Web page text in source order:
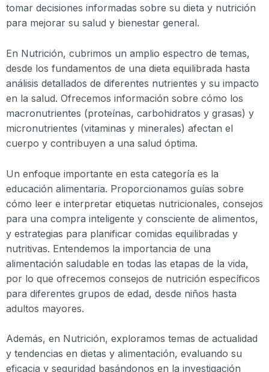
tomar decisiones informadas sobre su dieta y nutrición
para mejorar su salud y bienestar general.
En Nutrición, cubrimos un amplio espectro de temas,
desde los fundamentos de una dieta equilibrada hasta
análisis detallados de diferentes nutrientes y su impacto
en la salud. Ofrecemos información sobre cómo los
macronutrientes (proteínas, carbohidratos y grasas) y
micronutrientes (vitaminas y minerales) afectan el
cuerpo y contribuyen a una salud óptima.
Un enfoque importante en esta categoría es la
educación alimentaria. Proporcionamos guías sobre
cómo leer e interpretar etiquetas nutricionales, consejos
para una compra inteligente y consciente de alimentos,
y estrategias para planificar comidas equilibradas y
nutritivas. Entendemos la importancia de una
alimentación saludable en todas las etapas de la vida,
por lo que ofrecemos consejos de nutrición específicos
para diferentes grupos de edad, desde niños hasta
adultos mayores.
Además, en Nutrición, exploramos temas de actualidad
y tendencias en dietas y alimentación, evaluando su
eficacia y seguridad basándonos en la investigación